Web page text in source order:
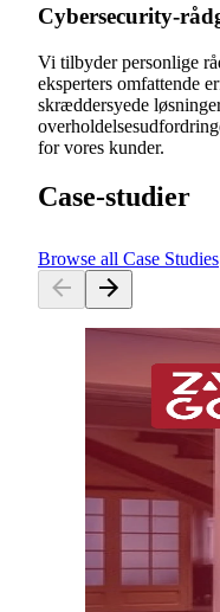
Cybersecurity-
Vi tilbyder personlige
eksperters omfattende
skræddersyede
for vores kunder.
Case-studier
Browse all Case Studies